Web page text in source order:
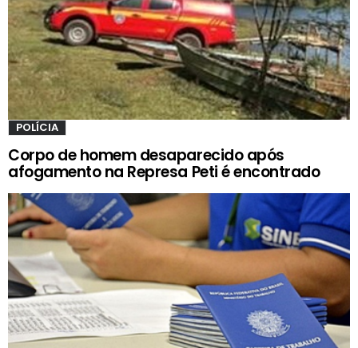
POLÍCIA
Corpo de homem desaparecido após
afogamento na Represa Peti é encontrado